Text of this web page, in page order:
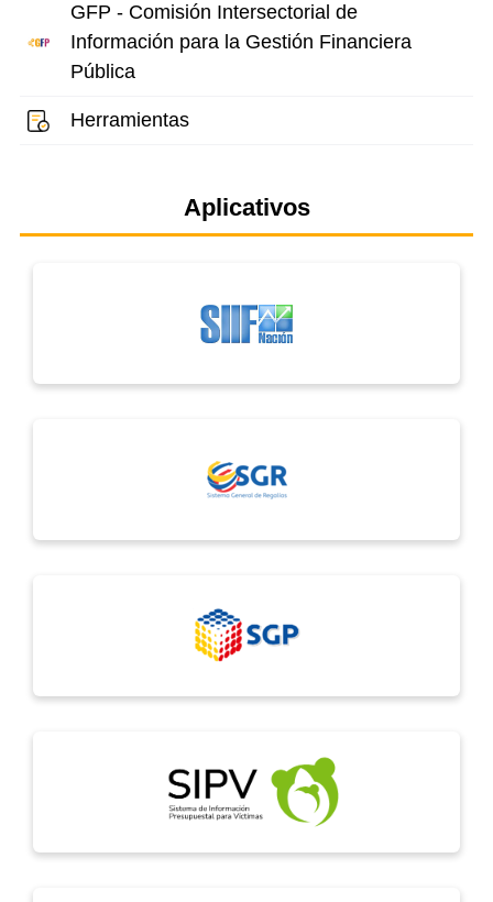
GFP - Comisión Intersectorial de
Información para la Gestión Financiera
Pública
Herramientas
Aplicativos